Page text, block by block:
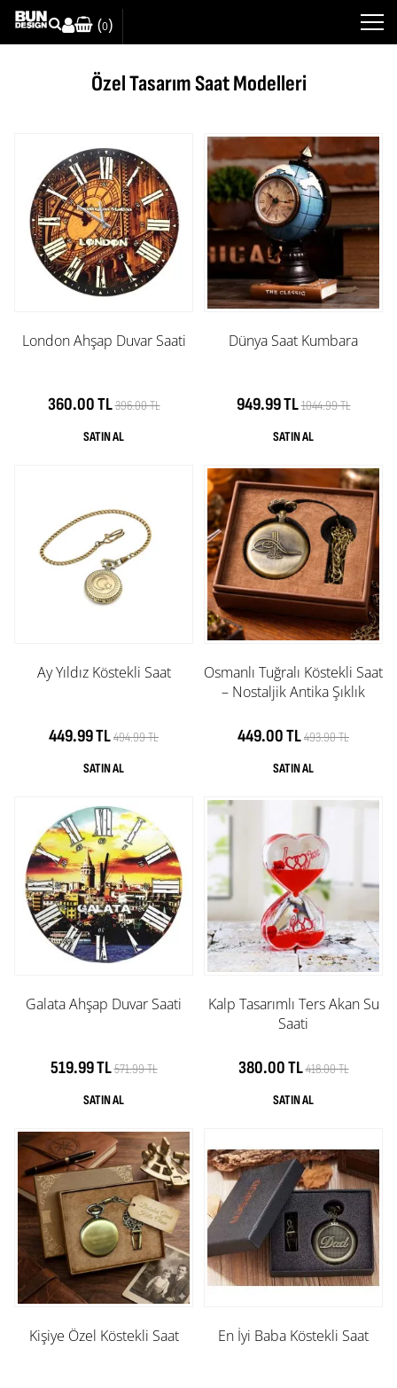
(0)
Özel Tasarım Saat Modelleri
London Ahşap Duvar Saati
360.00 TL396.00 TL
Dünya Saat Kumbara
949.99 TL1044.99 TL
Ay Yıldız Köstekli Saat
449.99 TL494.99 TL
Osmanlı Tuğralı Köstekli Saat
– Nostaljik Antika Şıklık
449.00 TL493.90 TL
Galata Ahşap Duvar Saati
519.99 TL571.99 TL
Kalp Tasarımlı Ters Akan Su
Saati
380.00 TL418.00 TL
Kişiye Özel Köstekli Saat En İyi Baba Köstekli Saat